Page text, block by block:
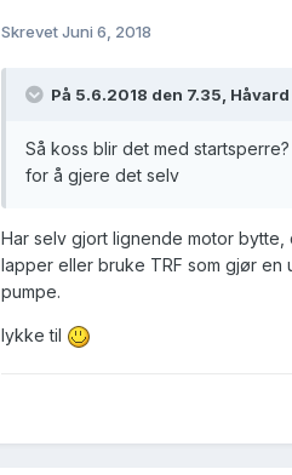
SkrevetJuni 6, 2018
På 5.6.2018 den 7.35,
Så koss blir det med
for å gjere det selv
Har selv gjort lignende motor
lapper eller bruke TRF som gjør
pumpe.
lykke til